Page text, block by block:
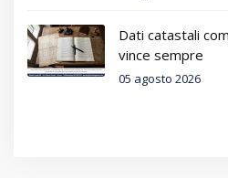
Dati catastali
vince sempre
05 agosto 2026